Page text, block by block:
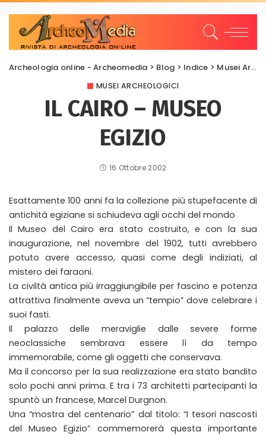
Archeologia online - Archeomedia > Blog > Indice > Musei Archeologici
MUSEI ARCHEOLOGICI
IL CAIRO – MUSEO
EGIZIO
16 Ottobre 2002
Esattamente 100 anni fa la collezione più stupefacente di
antichità egiziane si schiudeva agli occhi del mondo
Il Museo del Cairo era stato costruito, e con la sua
inaugurazione, nel novembre del 1902, tutti avrebbero
potuto avere accesso, quasi come degli indiziati, al
mistero dei faraoni.
La civiltà antica più irraggiungibile per fascino e potenza
attrattiva finalmente aveva un “tempio” dove celebrare i
suoi fasti.
Il palazzo delle meraviglie dalle severe forme
neoclassiche sembrava essere lì da tempo
immemorabile, come gli oggetti che conservava.
Ma il concorso per la sua realizzazione era stato bandito
solo pochi anni prima. E tra i 73 architetti partecipanti la
spuntò un francese, Marcel Durgnon.
Una “mostra del centenario” dal titolo: “I tesori nascosti
del Museo Egizio” commemorerà questa importante